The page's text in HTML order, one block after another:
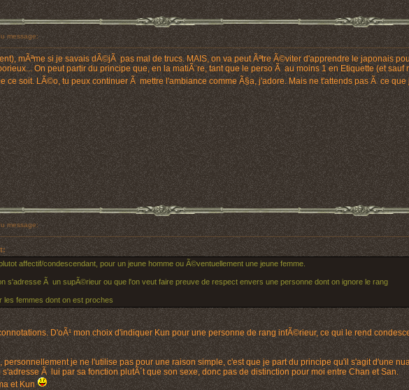
message:
mÃªme si je savais dÃ©jÃ pas mal de trucs. MAIS, on va peut Ãªtre Ã©viter d'apprendre le japonais
On peut partir du principe que, en la matiÃ¨re, tant que le perso Ã au moins 1 en Etiquette (et
ce soit. LÃ©o, tu peux continuer Ã mettre l'ambiance comme Ã§a, j'adore. Mais ne t'attends pas Ã ce
message:
affectif/condescendant, pour un jeune homme ou Ã©ventuellement une jeune femme.
s'adresse Ã un supÃ©rieur ou que l'on veut faire preuve de respect envers une personne dont on ignore le rang
les femmes dont on est proches
D'oÃ¹ mon choix d'indiquer Kun pour une personne de rang infÃ©rieur, ce qui le rend
je ne l'utilise pas pour une raison simple, c'est que je part du principe qu'il s'agit d'une
Ã lui par sa fonction plutÃ´t que son sexe, donc pas de distinction pour moi entre Chan et San.
et Kun